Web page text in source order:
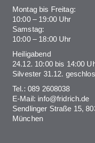
Montag bis Freitag:
10:00 – 19:00 Uhr
Samstag:
10:00 – 18:00 Uhr
Heiligabend
24.12. 10:00 bis 14:00
Silvester 31.12.
Tel.: 089 2608038
E-Mail: info@fridrich.de
Sendlinger Straße 15,
München